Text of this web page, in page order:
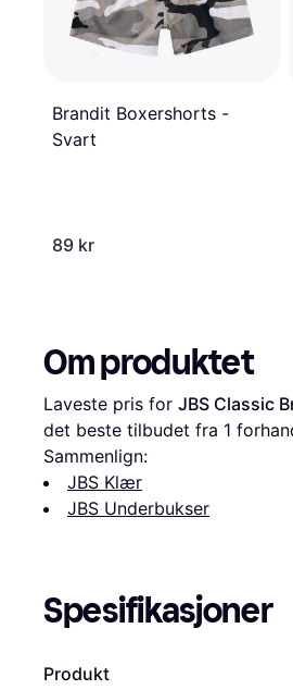
Brandit Boxershorts -
Svart
89 kr
Om produktet
Laveste pris for JBS Classic
det beste tilbudet fra 1
Sammenlign:
JBS Klær
JBS Underbukser
Spesifikasjoner
Produkt